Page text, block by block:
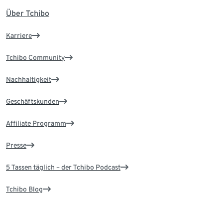
Über Tchibo
Karriere
Tchibo Community
Nachhaltigkeit
Geschäftskunden
Affiliate Programm
Presse
5 Tassen täglich – der Tchibo Podcast
Tchibo Blog